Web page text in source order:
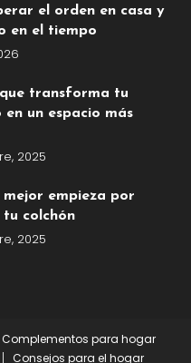
el orden en casa y
en el tiempo
transforma tu
un espacio más
2025
mejor empieza por
tu colchón
2025
Complementos para hogar
Consejos para el hogar